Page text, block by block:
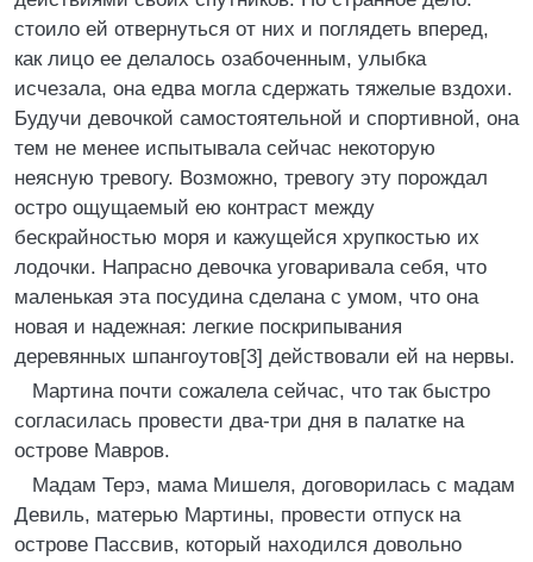
стоило ей отвернуться от них и поглядеть вперед,
как лицо ее делалось озабоченным, улыбка
исчезала, она едва могла сдержать тяжелые вздохи.
Будучи девочкой самостоятельной и спортивной, она
тем не менее испытывала сейчас некоторую
неясную тревогу. Возможно, тревогу эту порождал
остро ощущаемый ею контраст между
бескрайностью моря и кажущейся хрупкостью их
лодочки. Напрасно девочка уговаривала себя, что
маленькая эта посудина сделана с умом, что она
новая и надежная: легкие поскрипывания
деревянных шпангоутов[3] действовали ей на нервы.
Мартина почти сожалела сейчас, что так быстро
согласилась провести два-три дня в палатке на
острове Мавров.
Мадам Терэ, мама Мишеля, договорилась с мадам
Девиль, матерью Мартины, провести отпуск на
острове Пассвив, который находился довольно